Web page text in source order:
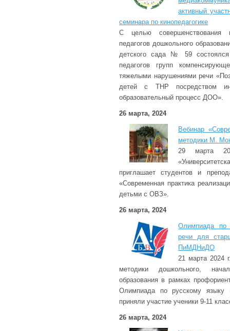
активный
семинара по кинопедагогике
С целью совершенствования
педагогов дошкольного
детского сада № 59
педагогов групп
тяжелыми нарушениями речи
детей с ТНР посредством
образовательный процесс ДОО».
26 марта, 2024
Вебинар
методики М.
29 марта
приглашает студентов и
«Современная практика
детьми с ОВЗ».
26 марта, 2024
Олимпиада по
речи для
ПиМДНиДО
21 марта 2024
методики дошкольного,
образования в рамках
Олимпиада по русскому языку
приняли участие ученики 9-11
26 марта, 2024